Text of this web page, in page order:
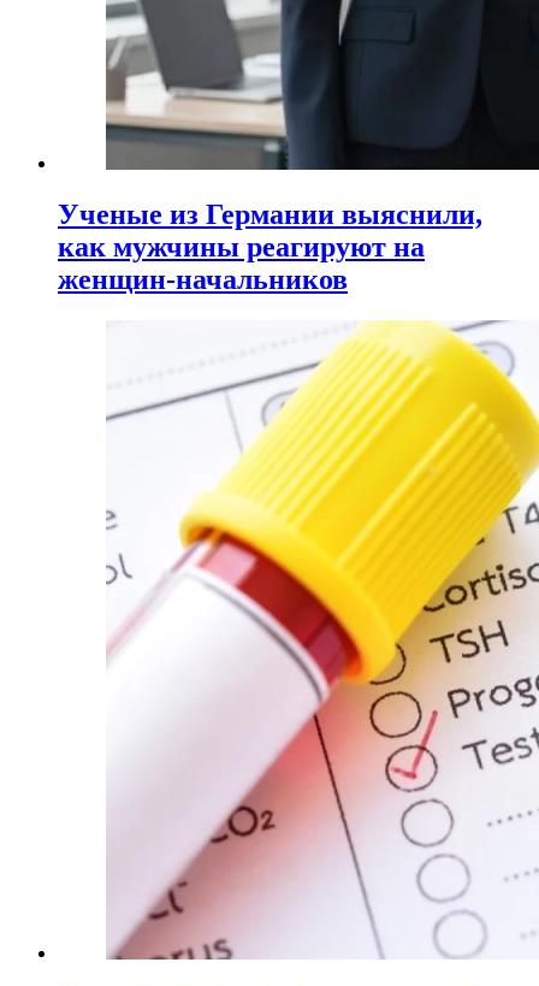
Ученые из Германии выяснили,
как мужчины реагируют на
женщин-начальников